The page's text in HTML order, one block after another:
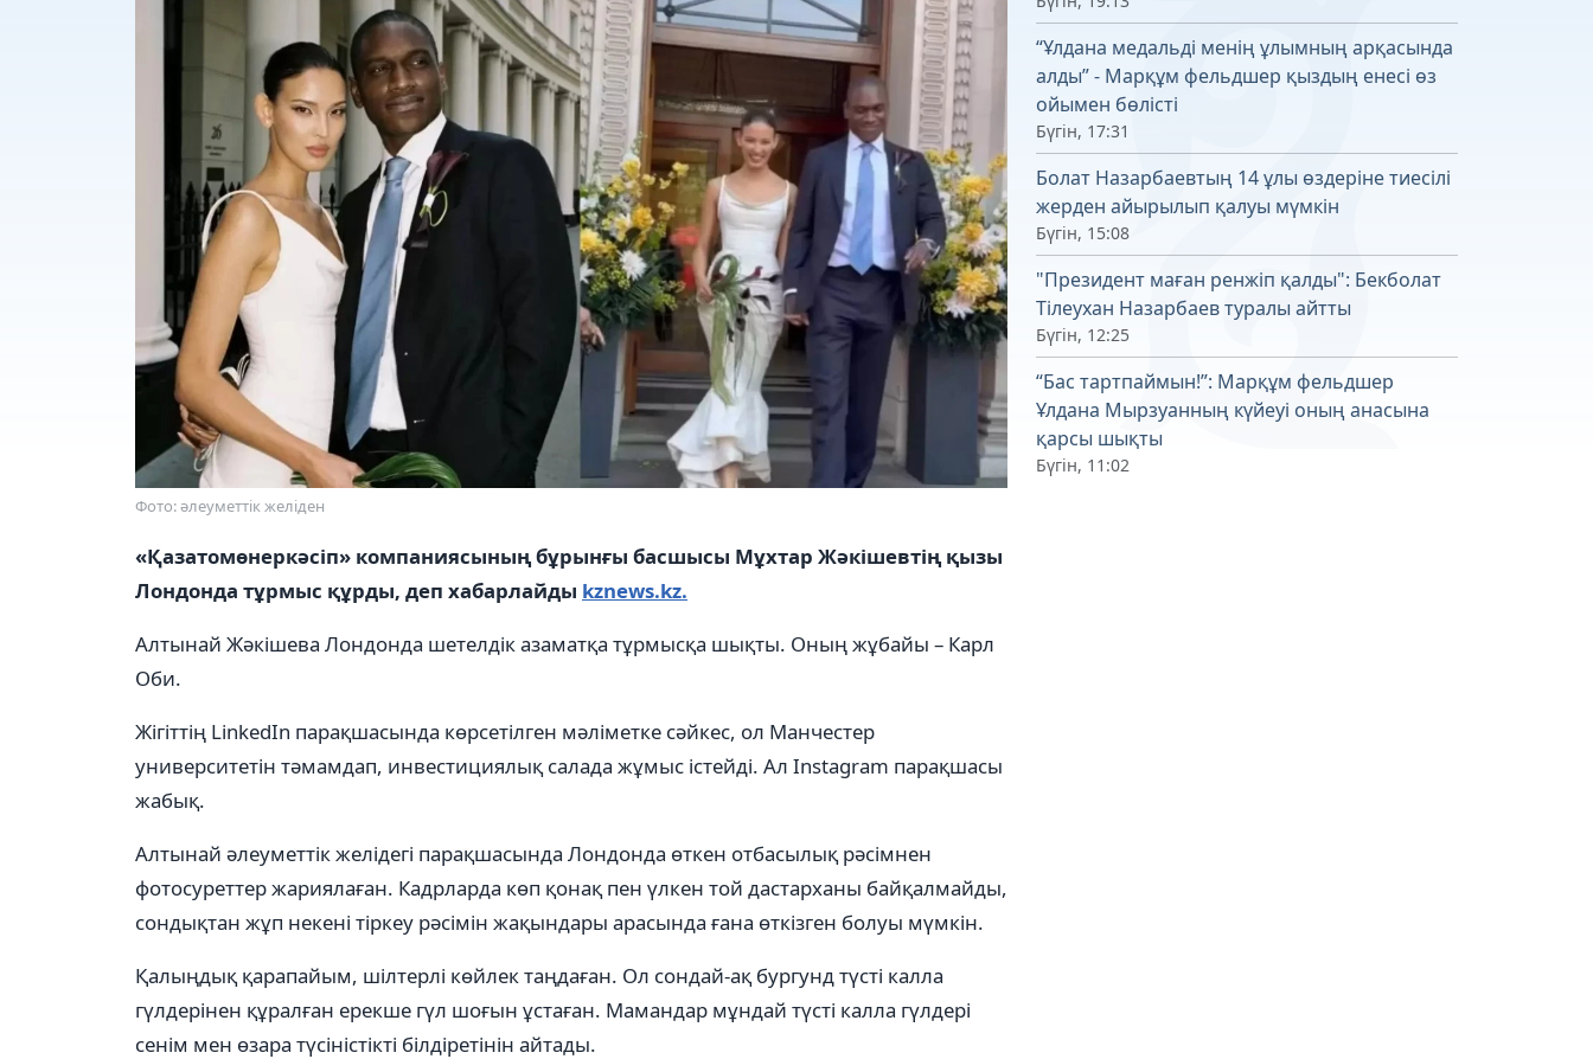
Фото: әлеуметтік желіден
«Қазатомөнеркәсіп» компаниясының бұрынғы басшысы Мұхтар Жәкішевтің қызы
Лондонда тұрмыс құрды, деп хабарлайды kznews.kz.
Алтынай Жәкішева Лондонда шетелдік азаматқа тұрмысқа шықты. Оның жұбайы – Карл
Оби.
Жігіттің LinkedIn парақшасында көрсетілген мәліметке сәйкес, ол Манчестер
университетін тәмамдап, инвестициялық салада жұмыс істейді. Ал Instagram парақшасы
жабық.
Алтынай әлеуметтік желідегі парақшасында Лондонда өткен отбасылық рәсімнен
фотосуреттер жариялаған. Кадрларда көп қонақ пен үлкен той дастарханы байқалмайды,
сондықтан жұп некені тіркеу рәсімін жақындары арасында ғана өткізген болуы мүмкін.
Қалыңдық қарапайым, шілтерлі көйлек таңдаған. Ол сондай-ақ бургунд түсті калла
гүлдерінен құралған ерекше гүл шоғын ұстаған. Мамандар мұндай түсті калла гүлдері
сенім мен өзара түсіністікті білдіретінін айтады.
“Ұлдана медальді менің ұлымның арқасында
алды” - Марқұм фельдшер қыздың енесі өз
ойымен бөлісті
Бүгін, 17:31
Болат Назарбаевтың 14 ұлы өздеріне тиесілі
жерден айырылып қалуы мүмкін
Бүгін, 15:08
"Президент маған ренжіп қалды": Бекболат
Тілеухан Назарбаев туралы айтты
Бүгін, 12:25
“Бас тартпаймын!”: Марқұм фельдшер
Ұлдана Мырзуанның күйеуі оның анасына
қарсы шықты
Бүгін, 11:02